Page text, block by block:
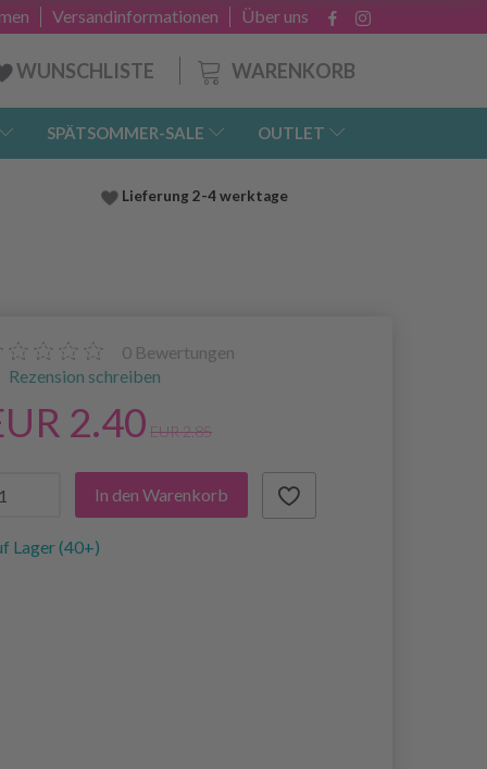
Über uns
Versandinformationen
WARENKORB
WUNSCHLISTE
SPÄTSOMMER-SALE OUTLET
Lieferung 2-4 werktage
0 Bewertungen
Rezension schreiben
2.40 EUR 2.85
In den Warenkorb
Lager (40+)